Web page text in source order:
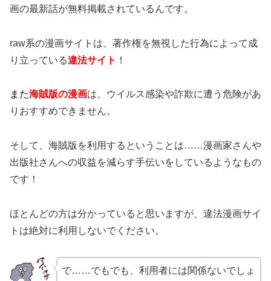
画の最新話が無料掲載されているんです。
raw系の漫画サイトは、著作権を無視した行為によって成
り立っている違法サイト ！
また海賊版の漫画は、ウイルス感染や詐欺に遭う危険があ
りおすすめできません。
そして、海賊版を利用するということは……漫画家さんや
出版社さんへの収益を減らす手伝いをしているようなもの
です！
ほとんどの方は分かっていると思いますが、違法漫画サイ
トは絶対に利用しないでください。
で……でもでも、利用者には関係ないでしょ